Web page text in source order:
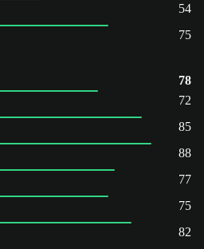
54
75
78
72
85
88
77
75
82